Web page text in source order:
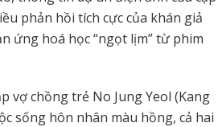
phản hồi tích cực của khán giả
ứng hoá học “ngọt lịm” từ phim
vợ chồng trẻ No Jung Yeol (Kang
sống hôn nhân màu hồng, cả hai